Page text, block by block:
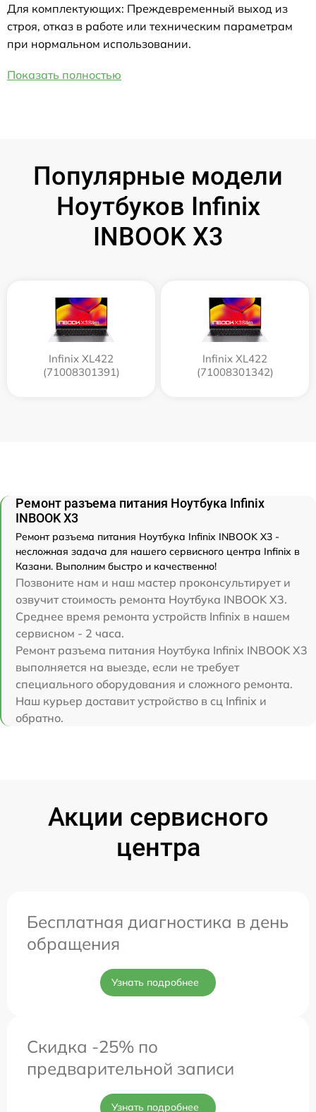
Для комплектующих: Преждевременный выход из
строя, отказ в работе или техническим параметрам
при нормальном использовании.
Показать полностью
Популярные модели
Ноутбуков Infinix
INBOOK X3
Infinix XL422
(71008301391)
Infinix XL422
(71008301342)
Ремонт разъема питания Ноутбука Infinix
INBOOK X3
Ремонт разъема питания Ноутбука Infinix INBOOK X3 -
несложная задача для нашего сервисного центра Infinix в
Казани. Выполним быстро и качественно!
Позвоните нам и наш мастер проконсультирует и
озвучит стоимость ремонта Ноутбука INBOOK X3.
Среднее время ремонта устройств Infinix в нашем
сервисном - 2 часа.
Ремонт разъема питания Ноутбука Infinix INBOOK X3
выполняется на выезде, если не требует
специального оборудования и сложного ремонта.
Наш курьер доставит устройство в сц Infinix и
обратно.
Акции сервисного
центра
Бесплатная диагностика в день
обращения
Узнать подробнее
Скидка -25% по
предварительной записи
Узнать подробнее